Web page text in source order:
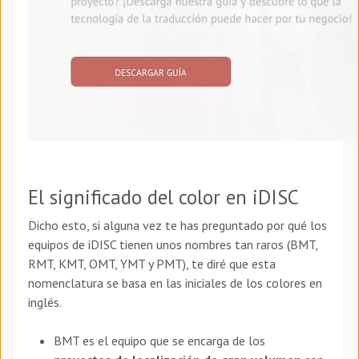
El significado del color en iDISC
Dicho esto, si alguna vez te has preguntado por qué los
equipos de iDISC tienen unos nombres tan raros (BMT,
RMT, KMT, OMT, YMT y PMT), te diré que esta
nomenclatura se basa en las iniciales de los colores en
inglés.
BMT es el equipo que se encarga de los